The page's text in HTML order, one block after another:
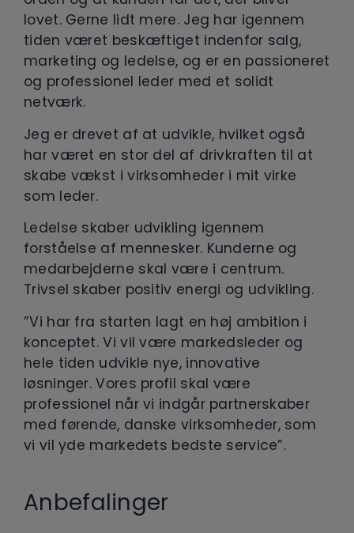
lovet. Gerne lidt mere. Jeg har igennem
tiden været beskæftiget indenfor salg,
marketing og ledelse, og er en passioneret
og professionel leder med et solidt
netværk.
Jeg er drevet af at udvikle, hvilket også
har været en stor del af drivkraften til at
skabe vækst i virksomheder i mit virke
som leder.
Ledelse skaber udvikling igennem
forståelse af mennesker. Kunderne og
medarbejderne skal være i centrum.
Trivsel skaber positiv energi og udvikling.
”Vi har fra starten lagt en høj ambition i
konceptet. Vi vil være markedsleder og
hele tiden udvikle nye, innovative
løsninger. Vores profil skal være
professionel når vi indgår partnerskaber
med førende, danske virksomheder, som
vi vil yde markedets bedste service”.
Anbefalinger